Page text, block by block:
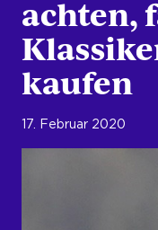
achten,
kaufen
17. Februar 2020